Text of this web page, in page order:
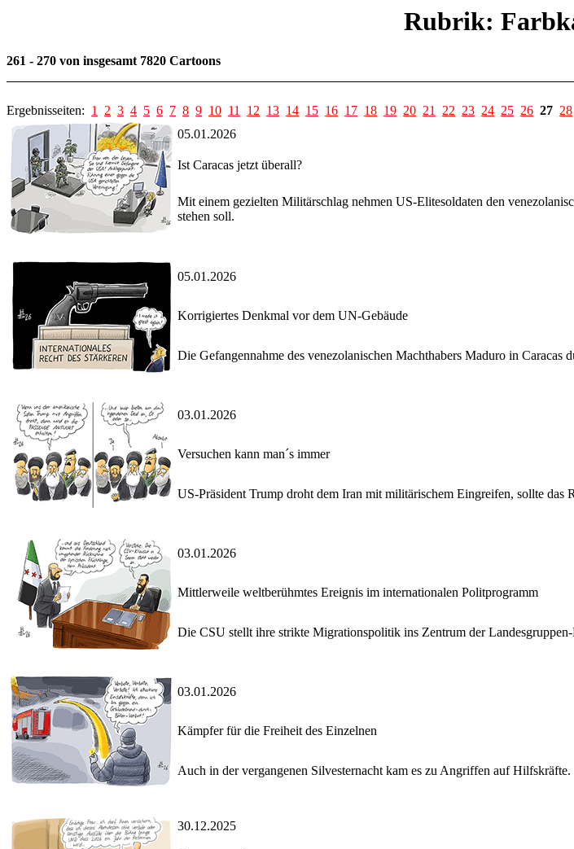
Rubrik:
261 - 270 von insgesamt 7820 Cartoons
Ergebnisseiten: 1 2 3 4 5 6 7 8 9 10 11 12 13 14 15 16 17 18 19 20 21 22 23 24 25 26 27 28
05.01.2026
Ist Caracas jetzt überall?
Mit einem gezielten Militärschlag nehmen US-Elitesoldaten den
stehen soll.
05.01.2026
Korrigiertes Denkmal vor dem UN-Gebäude
Die Gefangennahme des venezolanischen Machthabers Maduro in
03.01.2026
Versuchen kann man´s immer
US-Präsident Trump droht dem Iran mit militärischem Eingreifen, sollte das
03.01.2026
Mittlerweile weltberühmtes Ereignis im internationalen Politprogramm
Die CSU stellt ihre strikte Migrationspolitik ins Zentrum der
03.01.2026
Kämpfer für die Freiheit des Einzelnen
Auch in der vergangenen Silvesternacht kam es zu Angriffen auf Hilfskräfte.
30.12.2025